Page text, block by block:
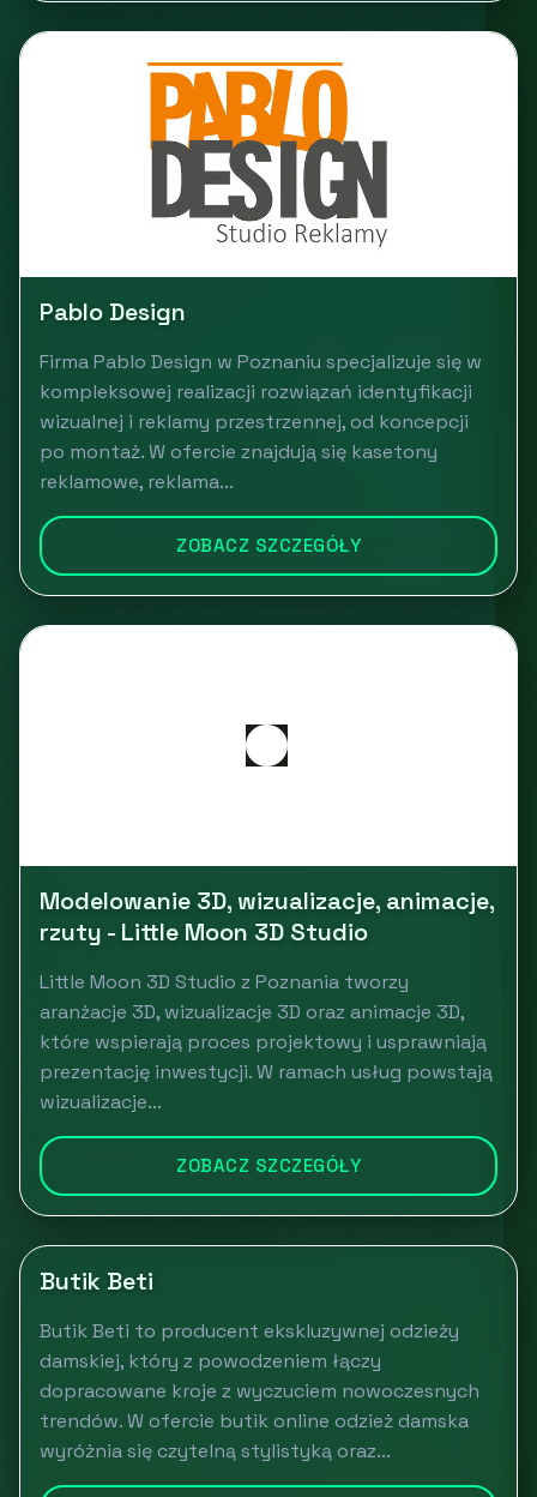
Pablo Design
Firma Pablo Design w Poznaniu specjalizuje się w
kompleksowej realizacji rozwiązań identyfikacji
wizualnej i reklamy przestrzennej, od koncepcji
po montaż. W ofercie znajdują się kasetony
reklamowe, reklama...
ZOBACZ SZCZEGÓŁY
Modelowanie 3D, wizualizacje, animacje,
rzuty - Little Moon 3D Studio
Little Moon 3D Studio z Poznania tworzy
aranżacje 3D, wizualizacje 3D oraz animacje 3D,
które wspierają proces projektowy i usprawniają
prezentację inwestycji. W ramach usług powstają
wizualizacje...
ZOBACZ SZCZEGÓŁY
Butik Beti
Butik Beti to producent ekskluzywnej odzieży
damskiej, który z powodzeniem łączy
dopracowane kroje z wyczuciem nowoczesnych
trendów. W ofercie butik online odzież damska
wyróżnia się czytelną stylistyką oraz...